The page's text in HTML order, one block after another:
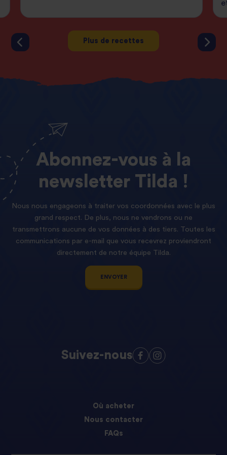
Plus de recettes
Abonnez-vous à
la
newsletter Tilda !
Nous nous engageons à traiter vos coordonnées avec le plus
grand respect. De plus, nous ne vendrons ou ne
transmettrons aucune de vos données à des tiers. Toutes les
communications par e-mail que vous recevrez proviendront
directement de notre équipe Tilda.
ENVOYER
Suivez-nous
Où acheter
Nous contacter
FAQs